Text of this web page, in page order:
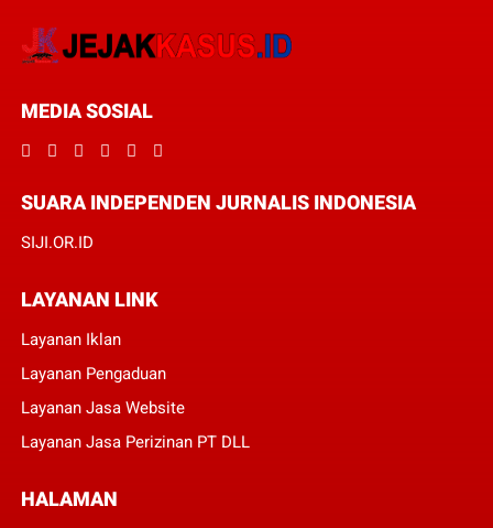
MEDIA SOSIAL
SUARA INDEPENDEN JURNALIS INDONESIA
SIJI.OR.ID
LAYANAN LINK
Layanan Iklan
Layanan Pengaduan
Layanan Jasa Website
Layanan Jasa Perizinan PT DLL
HALAMAN